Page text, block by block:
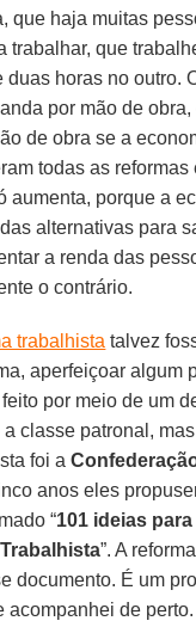
que haja muitas
trabalhar, que
duas horas no outro.
por mão de obra,
de obra se a
todas as reformas
aumenta, porque a
alternativas para
a renda das
o contrário.
trabalhista talvez
aperfeiçoar algum
por meio de um
classe patronal,
foi a
anos eles
“101 ideias para
”. A
documento. É um
acompanhei de